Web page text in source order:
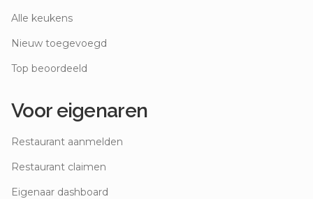
Alle keukens
Nieuw toegevoegd
Top beoordeeld
Voor eigenaren
Restaurant aanmelden
Restaurant claimen
Eigenaar dashboard